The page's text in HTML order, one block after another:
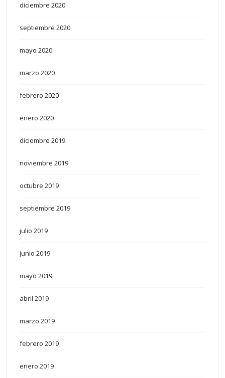
diciembre 2020
septiembre 2020
mayo 2020
marzo 2020
febrero 2020
enero 2020
diciembre 2019
noviembre 2019
octubre 2019
septiembre 2019
julio 2019
junio 2019
mayo 2019
abril 2019
marzo 2019
febrero 2019
enero 2019